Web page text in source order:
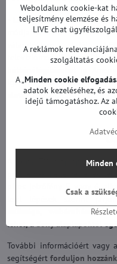
• LED háttérvilágítás cseréje:
módja a LED
választékban talál
televíziómodellekhez,
igénybe „Találja meg a
alatt" szolgáltatásunkat.
A Sony TV alaplapjával
piros jelzőfény 5 vagy 6
leírt lépések szerint
szüksége,
lehet, aSony alaplapoktól
További információért vagy
segítségért forduljon
Weboldalunk cookie-kat
teljesítmény elemzése és
LIVE chat
A reklámok
szolgáltatás
A „ Minden cookie
adatok kezeléséhez, és
idejű támogatáshoz. Az
Minden
Csak a